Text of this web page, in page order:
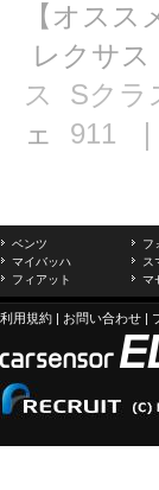
【オスス
レクサス
ス
Sクラ
ェ 911
ベンツ フ
マイバッハ
ス
フィアット
マ
利用規約 | お問い合わせ |